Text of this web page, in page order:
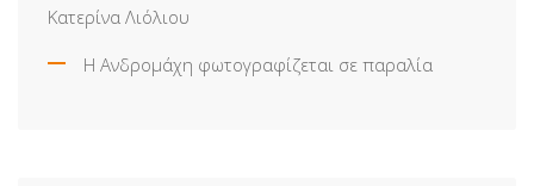
Κατερίνα Λιόλιου
Η Ανδρομάχη φωτογραφίζεται σε παραλία